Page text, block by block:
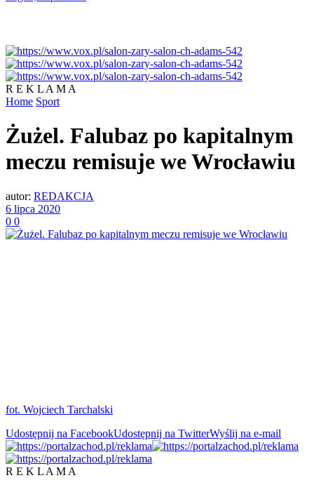
R E K L A M A
Home Sport
Żużel. Falubaz po kapitalnym
meczu remisuje we Wrocławiu
autor: REDAKCJA
6 lipca 2020
0 0
fot. Wojciech Tarchalski
Udostępnij na FacebookUdostępnij na TwitterWyślij na e-mail
R E K L A M A